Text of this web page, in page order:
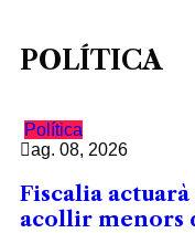
POLÍTICA
Política
ag. 08, 2026
Fiscalia
acollir menors